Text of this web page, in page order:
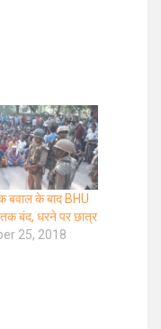
बवाल के बाद BHU
बंद, धरने पर छात्र
25, 2018